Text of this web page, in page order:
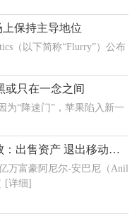
保持主导地位
（以下简称“Flurry”）公布
或只在一念之间
为“降速门”，苹果陷入新一
印度富豪被亲哥哥打败：出售资产 退出移动业务
万富豪阿尼尔-安巴尼（Anil
[详细]